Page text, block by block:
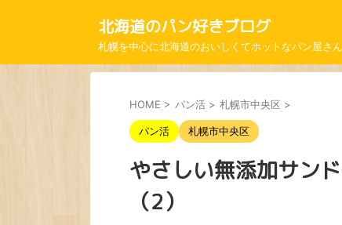
北海道のパン好きブログ
札幌を中心に北海道のおいしくてホットなパン屋さん
HOME > パン活 > 札幌市中央区 >
パン活 札幌市中央区
やさしい無添加サン
（2）